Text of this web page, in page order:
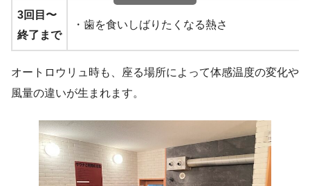
3回目〜
終了まで
・歯を食いしばりたくなる熱さ
オートロウリュ時も、座る場所によって体感温度の変化や
風量の違いが生まれます。